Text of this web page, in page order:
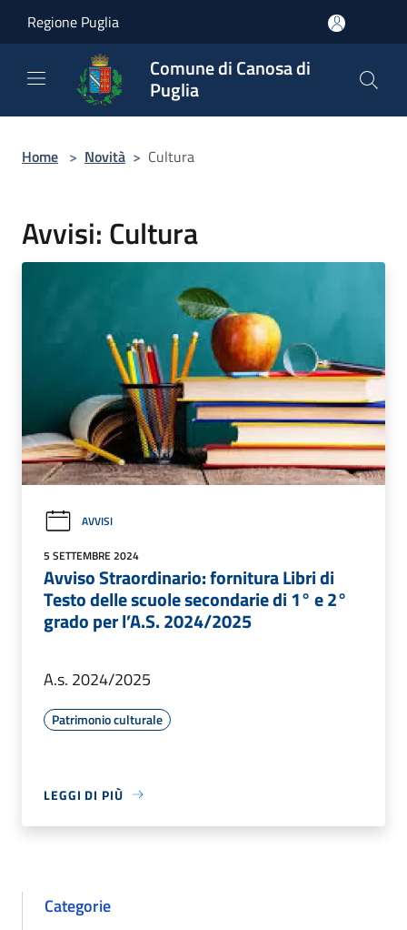
Regione Puglia
Comune di Canosa di
Puglia
Home > Novità > Cultura
Avvisi: Cultura
AVVISI
5 SETTEMBRE 2024
Avviso Straordinario: fornitura Libri di
Testo delle scuole secondarie di 1° e 2°
grado per l’A.S. 2024/2025
A.s. 2024/2025
Patrimonio culturale
LEGGI DI PIÙ
Categorie